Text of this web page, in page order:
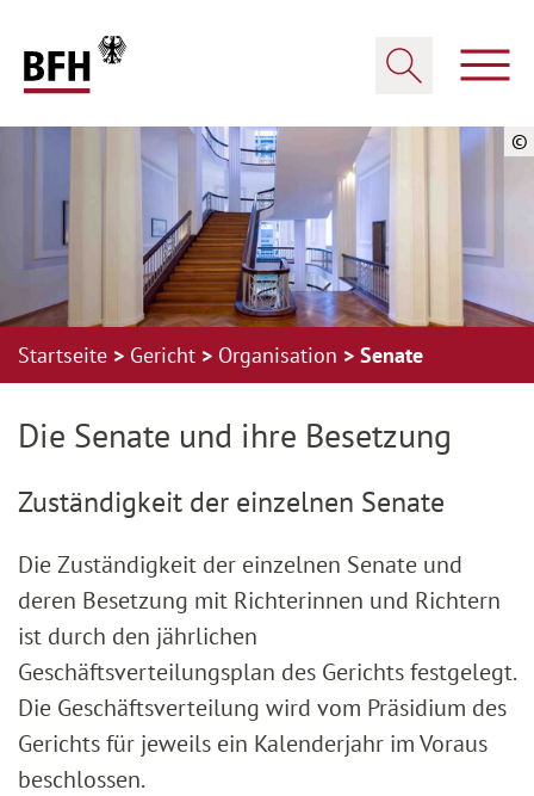
©
Startseite Gericht Organisation Senate
Die Senate und ihre Besetzung
Zuständigkeit der einzelnen Senate
Die Zuständigkeit der einzelnen Senate und
deren Besetzung mit Richterinnen und Richtern
ist durch den jährlichen
Geschäftsverteilungsplan des Gerichts festgelegt.
Die Geschäftsverteilung wird vom Präsidium des
Gerichts für jeweils ein Kalenderjahr im Voraus
beschlossen.